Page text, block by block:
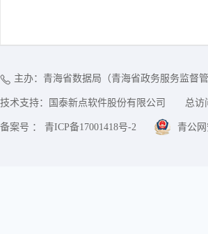
主办：青海省数据局（青海省政务服务监督管
技术支持：国泰新点软件股份有限公司 总访
备案号 ： 青ICP备17001418号-2 青公网